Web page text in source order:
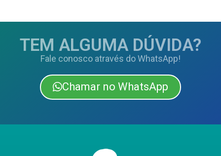
TEM ALGUMA DÚVIDA?
Fale conosco através do WhatsApp!
Chamar no WhatsApp